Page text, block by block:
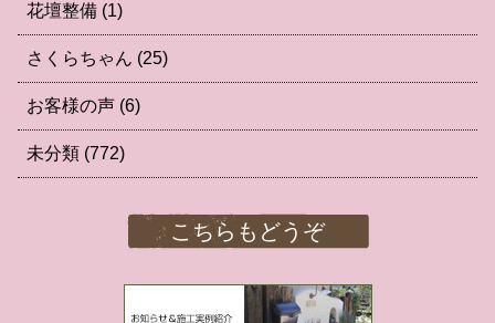
花壇整備 (1)
さくらちゃん (25)
お客様の声 (6)
未分類 (772)
こちらもどうぞ